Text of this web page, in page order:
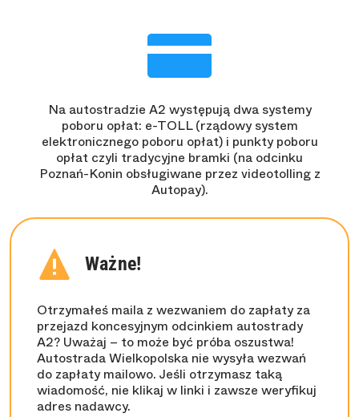
Na autostradzie A2 występują dwa systemy
poboru opłat: e-TOLL (rządowy system
elektronicznego poboru opłat) i punkty poboru
opłat czyli tradycyjne bramki (na odcinku
Poznań-Konin obsługiwane przez videotolling z
Autopay).
Ważne!
Otrzymałeś maila z wezwaniem do zapłaty za
przejazd koncesyjnym odcinkiem autostrady
A2? Uważaj – to może być próba oszustwa!
Autostrada Wielkopolska nie wysyła wezwań
do zapłaty mailowo. Jeśli otrzymasz taką
wiadomość, nie klikaj w linki i zawsze weryfikuj
adres nadawcy.